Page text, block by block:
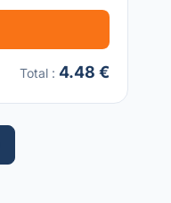
Total : 4.48 €